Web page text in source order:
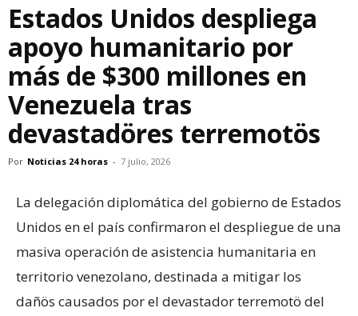
Estados Unidos despliega
apoyo humanitario por
más de $300 millones en
Venezuela tras
devastadöres terremotös
Por Noticias 24 horas - 7 julio, 2026
La delegación diplomática del gobierno de Estados
Unidos en el país confirmaron el despliegue de una
masiva operación de asistencia humanitaria en
territorio venezolano, destinada a mitigar los
dañös causados por el devastador terremotö del